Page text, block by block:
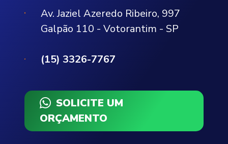
Av. Jaziel Azeredo Ribeiro, 997
Galpão 110 - Votorantim - SP
(15) 3326-7767
SOLICITE UM
ORÇAMENTO